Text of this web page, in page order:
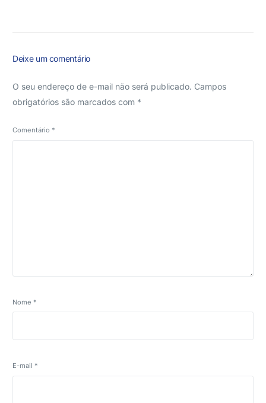
Deixe um comentário
O seu endereço de e-mail não será publicado. Campos
obrigatórios são marcados com *
Comentário *
Nome *
E-mail *